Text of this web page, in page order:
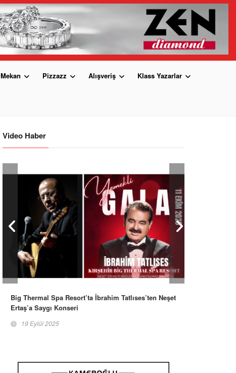
Mekan Pizzazz Alışveriş Klass Yazarlar
Video Haber
Big Thermal Spa Resort’ta İbrahim Tatlıses’ten Neşet
Ertaş’a Saygı Konseri
19 Eylül 2025